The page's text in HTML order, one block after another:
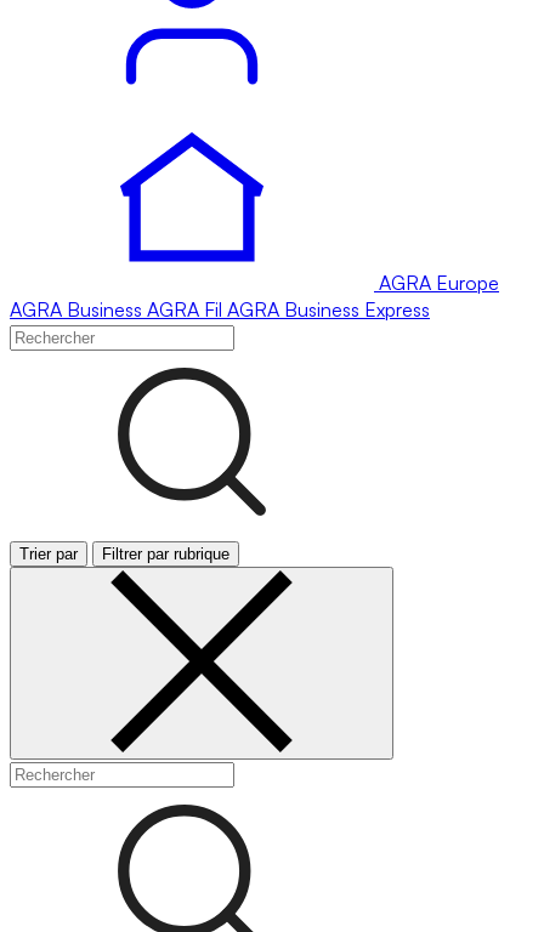
AGRA Europe
AGRA Business AGRA Fil AGRA Business Express
Trier par Filtrer par rubrique